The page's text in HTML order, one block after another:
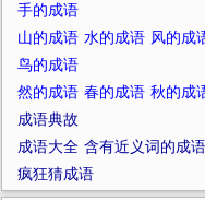
手的成语
山的成语 水的成语 风的成
鸟的成语
然的成语 春的成语 秋的成
成语典故
成语大全 含有近义词的成语
疯狂猜成语